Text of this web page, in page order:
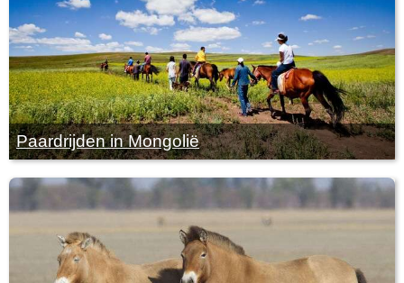
Paardrijden in Mongolië